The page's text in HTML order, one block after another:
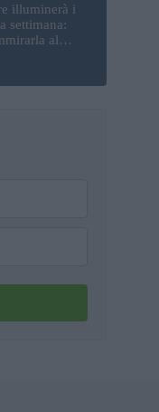
illuminerà i
settimana:
al